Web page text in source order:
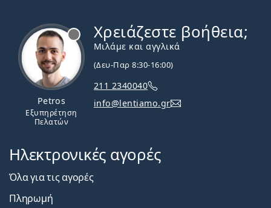
Petros
Εξυπηρέτηση
Πελατών
Χρειάζεστε βοήθεια;
Μιλάμε και αγγλικά
(Δευ-Παρ 8:30-16:00)
211 2340040
info@lentiamo.gr
Ηλεκτρονικές αγορές
Όλα για τις αγορές
Πληρωμή